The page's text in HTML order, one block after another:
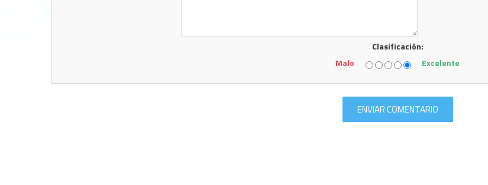
Clasificación:
Malo
Excelente